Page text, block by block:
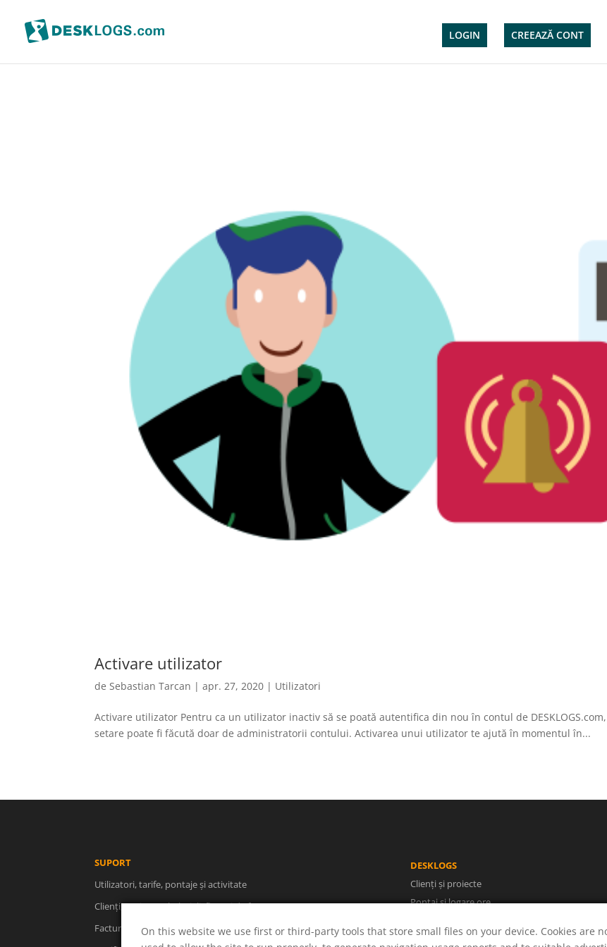
LOGIN CREEAZĂ CONT
Activare utilizator
de Sebastian Tarcan |apr. 27, 2020 | Utilizatori
Activare utilizator Pentru ca un utilizator inactiv să se poată autentifica din nou în contul de
setare poate fi făcută doar de administratorii contului. Activarea unui utilizator te ajută în momentul în...
SUPORT
Utilizatori, tarife, pontaje și activitate
Clienți, proiecte, cheltuieli, fluxuri de facturare
Facturare, rapoarte, descărcări, concedii
DESKLOGS
Clienți și proiecte
Pontaj și logare ore
Utilizatori și concedii
On this website we use first or third-party tools that store small files on your device. Cookies are